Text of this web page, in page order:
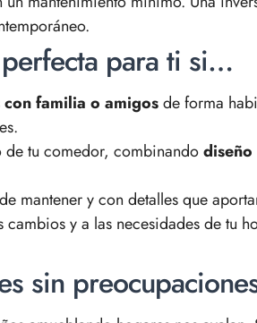
para ti si…
con familia o amigosde forma
de tu comedor, combinando
mantener y con detalles que
cambios y a las necesidades de tu
sin